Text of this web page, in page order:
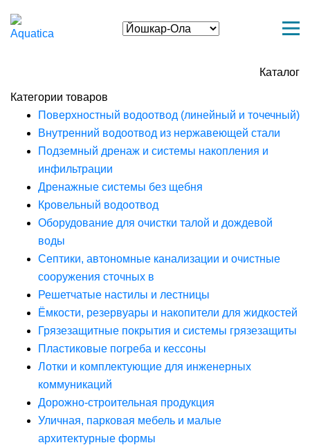
Каталог
Категории товаров
Поверхностный водоотвод (линейный и точечный)
Внутренний водоотвод из нержавеющей стали
Подземный дренаж и системы накопления и
инфильтрации
Дренажные системы без щебня
Кровельный водоотвод
Оборудование для очистки талой и дождевой
воды
Септики, автономные канализации и очистные
сооружения сточных в
Решетчатые настилы и лестницы
Ёмкости, резервуары и накопители для жидкостей
Грязезащитные покрытия и системы грязезащиты
Пластиковые погреба и кессоны
Лотки и комплектующие для инженерных
коммуникаций
Дорожно-строительная продукция
Уличная, парковая мебель и малые
архитектурные формы